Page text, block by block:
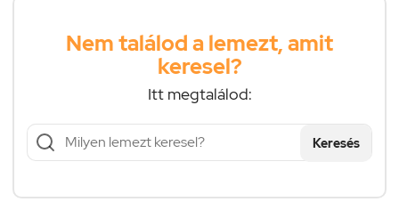
Nem találod a lemezt, amit
keresel?
Itt megtalálod:
Keresés